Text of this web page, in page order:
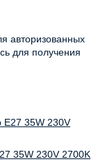
авторизованных
для получения
35W 230V 2700K